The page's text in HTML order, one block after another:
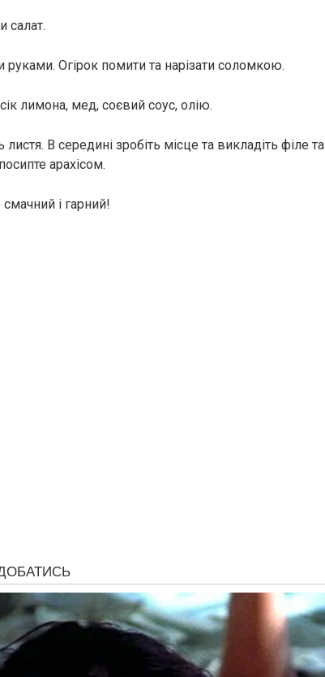
салат.
руками. Огірок помити та нарізати соломкою.
лимона, мед, соєвий соус, олію.
листя. В середині зробіть місце та викладіть філе
арахісом.
і гарний!